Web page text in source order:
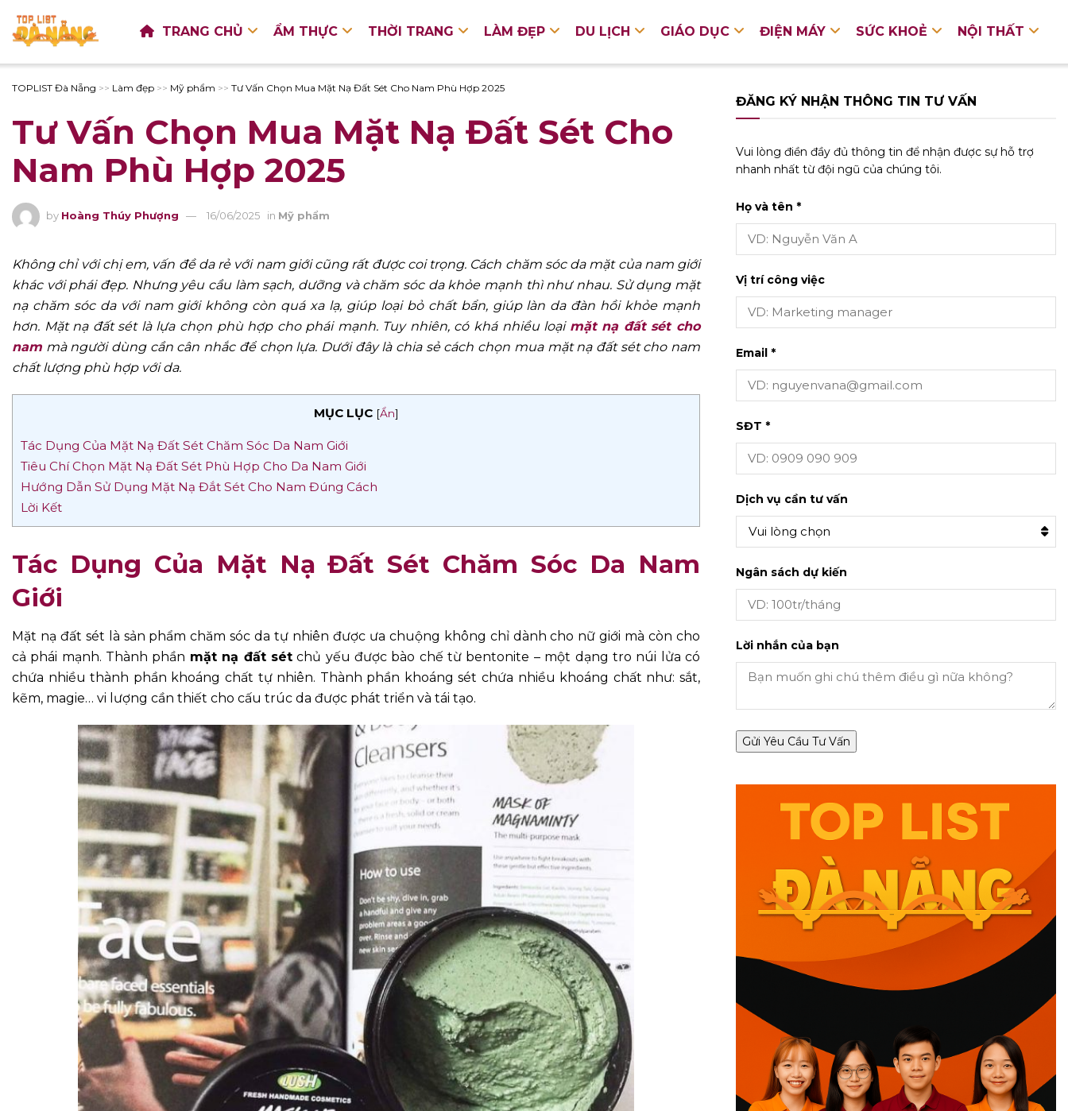
TRANG CHỦ ẨM THỰC THỜI TRANG LÀM ĐẸP DU LỊCH GIÁO DỤC ĐIỆN MÁY SỨC KHOẺ NỘI THẤT
TOPLIST Đà Nẵng >> Làm đẹp >> Mỹ phẩm >> Tư Vấn Chọn Mua Mặt Nạ Đất Sét Cho Nam Phù Hợp 2025
Tư Vấn Chọn Mua Mặt Nạ Đất Sét Cho
Nam Phù Hợp 2025
by Hoàng Thúy Phượng 16/06/2025 in Mỹ phẩm
Không chỉ với chị em, vấn đề da rẻ với nam giới cũng rất được coi trọng. Cách chăm sóc da mặt của nam giới
khác với phái đẹp. Nhưng yêu cầu làm sạch, dưỡng và chăm sóc da khỏe mạnh thì như nhau. Sử dụng mặt
nạ chăm sóc da với nam giới không còn quá xa lạ, giúp loại bỏ chất bẩn, giúp làn da đàn hồi khỏe mạnh
hơn. Mặt nạ đất sét là lựa chọn phù hợp cho phái mạnh. Tuy nhiên, có khá nhiều loại mặt nạ đất sét cho
nam mà người dùng cần cân nhắc để chọn lựa. Dưới đây là chia sẻ cách chọn mua mặt nạ đất sét cho nam
chất lượng phù hợp với da.
MỤC LỤC [Ẩn]
Tác Dụng Của Mặt Nạ Đất Sét Chăm Sóc Da Nam Giới
Tiêu Chí Chọn Mặt Nạ Đất Sét Phù Hợp Cho Da Nam Giới
Hướng Dẫn Sử Dụng Mặt Nạ Đắt Sét Cho Nam Đúng Cách
Lời Kết
Tác Dụng Của Mặt Nạ Đất Sét Chăm Sóc Da Nam
Giới
Mặt nạ đất sét là sản phẩm chăm sóc da tự nhiên được ưa chuộng không chỉ dành cho nữ giới mà còn cho
cả phái mạnh. Thành phần mặt nạ đất sétchủ yếu được bào chế từ bentonite – một dạng tro núi lửa có
chứa nhiều thành phần khoáng chất tự nhiên. Thành phần khoáng sét chứa nhiều khoáng chất như: sắt,
kẽm, magie… vi lượng cần thiết cho cấu trúc da được phát triển và tái tạo.
ĐĂNG KÝ NHẬN THÔNG TIN TƯ VẤN
Vui lòng điền đầy đủ thông tin để nhận được sự hỗ trợ
nhanh nhất từ đội ngũ của chúng tôi.
Họ và tên *
Vị trí công việc
Email *
SĐT *
Dịch vụ cần tư vấn
Vui lòng chọn
Ngân sách dự kiến
Lời nhắn của bạn
Gửi Yêu Cầu Tư Vấn